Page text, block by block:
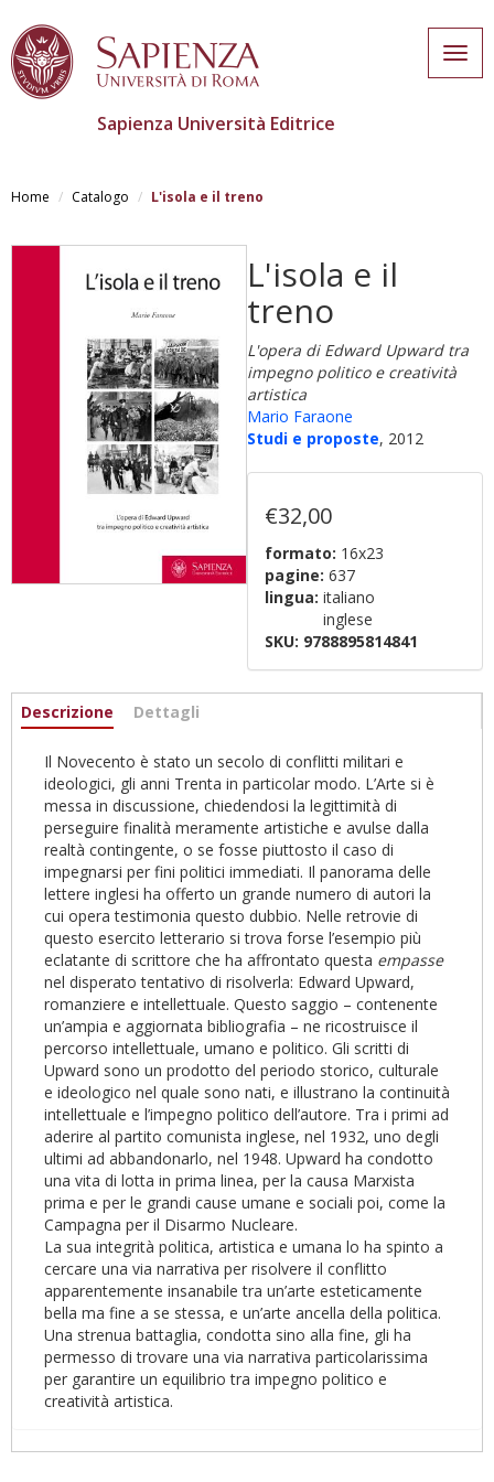
main
Sapienza Università Editrice
Home Catalogo L'isola e il treno
L'isola e il
treno
L'opera di Edward Upward tra
impegno politico e creatività
artistica
Mario Faraone
Studi e proposte, 2012
€32,00
formato: 16x23
pagine: 637
lingua: italiano
inglese
SKU: 9788895814841
Informazioni
Descrizione (active
Dettagli
Il Novecento è stato un secolo di conflitti militari e
ideologici, gli anni Trenta in particolar modo. L’Arte si è
messa in discussione, chiedendosi la legittimità di
perseguire finalità meramente artistiche e avulse dalla
realtà contingente, o se fosse piuttosto il caso di
impegnarsi per fini politici immediati. Il panorama delle
lettere inglesi ha offerto un grande numero di autori la
cui opera testimonia questo dubbio. Nelle retrovie di
questo esercito letterario si trova forse l’esempio più
eclatante di scrittore che ha affrontato questa empasse
nel disperato tentativo di risolverla: Edward Upward,
romanziere e intellettuale. Questo saggio – contenente
un’ampia e aggiornata bibliografia – ne ricostruisce il
percorso intellettuale, umano e politico. Gli scritti di
Upward sono un prodotto del periodo storico, culturale
e ideologico nel quale sono nati, e illustrano la continuità
intellettuale e l’impegno politico dell’autore. Tra i primi ad
aderire al partito comunista inglese, nel 1932, uno degli
ultimi ad abbandonarlo, nel 1948. Upward ha condotto
una vita di lotta in prima linea, per la causa Marxista
prima e per le grandi cause umane e sociali poi, come la
Campagna per il Disarmo Nucleare.
La sua integrità politica, artistica e umana lo ha spinto a
cercare una via narrativa per risolvere il conflitto
apparentemente insanabile tra un’arte esteticamente
bella ma fine a se stessa, e un’arte ancella della politica.
Una strenua battaglia, condotta sino alla fine, gli ha
permesso di trovare una via narrativa particolarissima
per garantire un equilibrio tra impegno politico e
creatività artistica.